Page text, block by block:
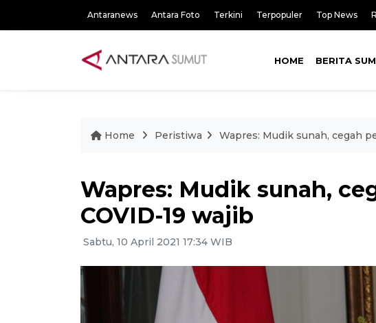
Antaranews Antara Foto Terkini Terpopuler Top News
HOME BERITA
Home Peristiwa Wapres: Mudik sunah, cegah
Wapres: Mudik sunah,
COVID-19 wajib
Sabtu, 10 April 2021 17:34 WIB